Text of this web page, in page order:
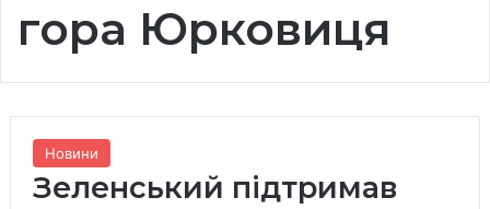
гора Юрковиця
Новини
Зеленський підтримав